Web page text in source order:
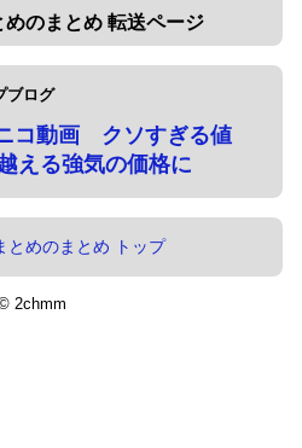
のまとめ 転送ページ
ブログ
コ動画 クソすぎる値
える強気の価格に
とめのまとめ トップ
2chmm